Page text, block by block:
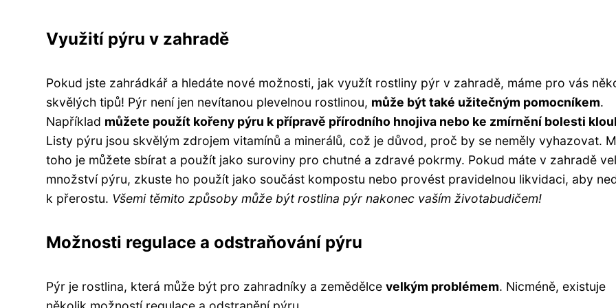
Využití pýru v zahradě
Pokud jste zahrádkář a hledáte nové možnosti, jak využít rostliny pýr v zahradě, máme pro vás
skvělých tipů! Pýr není jen nevítanou plevelnou rostlinou, může být také užitečným pomocníkem.
Například můžete použít kořeny pýru k přípravě přírodního hnojiva nebo ke zmírnění bolesti
Listy pýru jsou skvělým zdrojem vitamínů a minerálů, což je důvod, proč by se neměly vyhazovat.
toho je můžete sbírat a použít jako suroviny pro chutné a zdravé pokrmy. Pokud máte v zahradě
množství pýru, zkuste ho použít jako součást kompostu nebo provést pravidelnou likvidaci, aby
k přerostu. Všemi těmito způsoby může být rostlina pýr nakonec vaším životabudičem!
Možnosti regulace a odstraňování pýru
Pýr je rostlina, která může být pro zahradníky a zemědělce velkým problémem. Nicméně, existuje